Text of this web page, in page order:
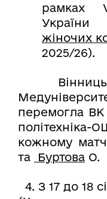
рамках
жіночих
2025/26).
Вінницька
перемогла ВК
політехніка-
кожному
та
Буртова О.
4. З 17 до 18